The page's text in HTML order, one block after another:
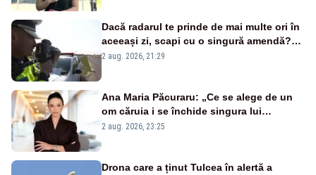
Dacă radarul te prinde de mai multe ori în
aceeași zi, scapi cu o singură amendă?
Ce spune legea
2 aug. 2026, 21:29
Ana Maria Păcuraru: „Ce se alege de un
om căruia i se închide singura lui
portiță?”
2 aug. 2026, 23:25
Drona care a ținut Tulcea în alertă a